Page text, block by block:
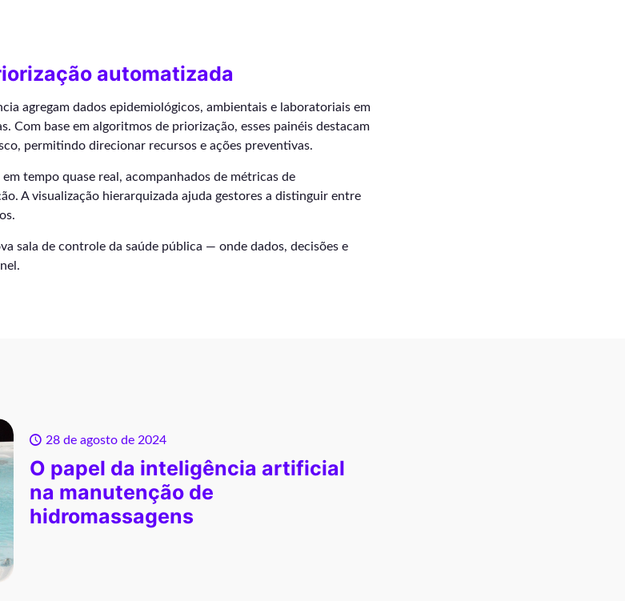
automatizada
agregam dados epidemiológicos, ambientais e laboratoriais em
Com base em algoritmos de priorização, esses painéis destacam
permitindo direcionar recursos e ações preventivas.
tempo quase real, acompanhados de métricas de
A visualização hierarquizada ajuda gestores a distinguir entre
sala de controle da saúde pública — onde dados, decisões e
28 de agosto de 2024
O papel da inteligência artificial
na manutenção de
hidromassagens